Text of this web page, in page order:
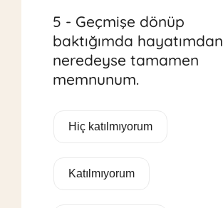
5 - Geçmişe dönüp
baktığımda hayatımdan
neredeyse tamamen
memnunum.
Hiç katılmıyorum
Katılmıyorum